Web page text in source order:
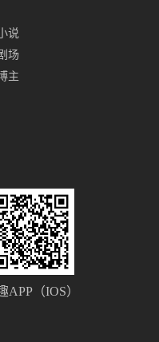
说
场
主
APP（IOS）